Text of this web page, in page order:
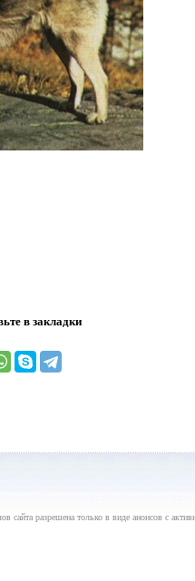
в закладки
сайта разрешена только в виде анонсов с